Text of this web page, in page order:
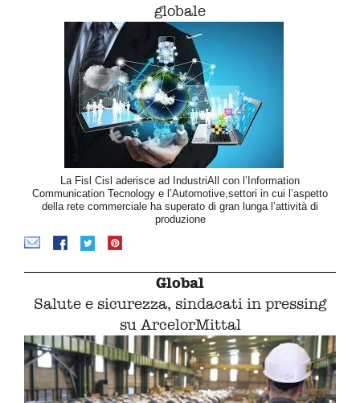
globale
La Fisl Cisl aderisce ad IndustriAll con l’Information
Communication Tecnology e l’Automotive,settori in cui l’aspetto
della rete commerciale ha superato di gran lunga l’attività di
produzione
Global
Salute e sicurezza, sindacati in pressing
su ArcelorMittal